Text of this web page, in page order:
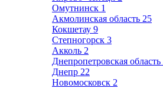
Омутнинск 1
Акмолинская область 25
Кокшетау 9
Степногорск 3
Акколь 2
Днепропетровская область
Днепр 22
Новомосковск 2